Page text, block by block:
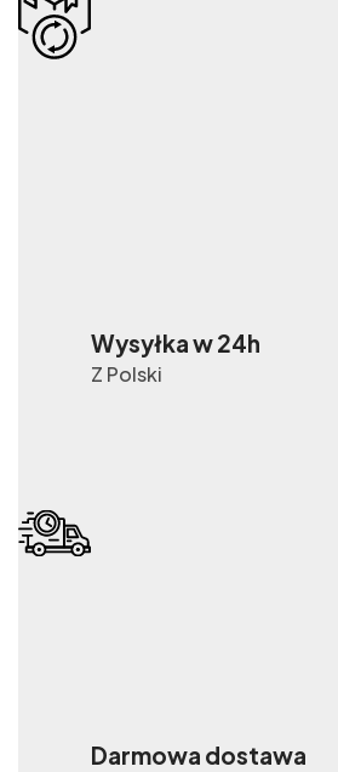
Wysyłka w 24h
Z Polski
Darmowa dostawa